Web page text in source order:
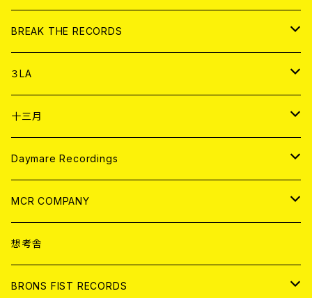
書籍
DIGITAL CONTENTS
アナログ
CD
アナログ
BREAK THE RECORDS
CD
ANALOG
アパレル
３LA
CD
ANALOG
十三月
CD
ANALOG
Daymare Recordings
CD
ANALOG
MCR COMPANY
CD
アパレル
想考舎
BRONS FIST RECORDS